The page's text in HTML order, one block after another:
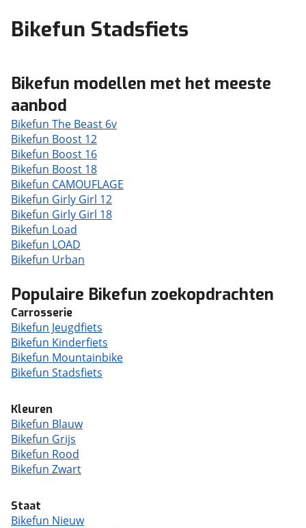
Bikefun Stadsfiets
Bikefun modellen met het meeste
aanbod
Bikefun The Beast 6v
Bikefun Boost 12
Bikefun Boost 16
Bikefun Boost 18
Bikefun CAMOUFLAGE
Bikefun Girly Girl 12
Bikefun Girly Girl 18
Bikefun Load
Bikefun LOAD
Bikefun Urban
Populaire Bikefun zoekopdrachten
Carrosserie
Bikefun Jeugdfiets
Bikefun Kinderfiets
Bikefun Mountainbike
Bikefun Stadsfiets
Kleuren
Bikefun Blauw
Bikefun Grijs
Bikefun Rood
Bikefun Zwart
Staat
Bikefun Nieuw